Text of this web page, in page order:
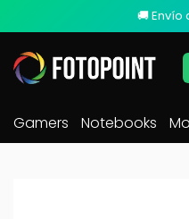
🚚
Gamers Notebooks